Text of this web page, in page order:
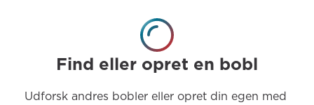
Find eller opret en bobl
Udforsk andres bobler eller opret din egen med